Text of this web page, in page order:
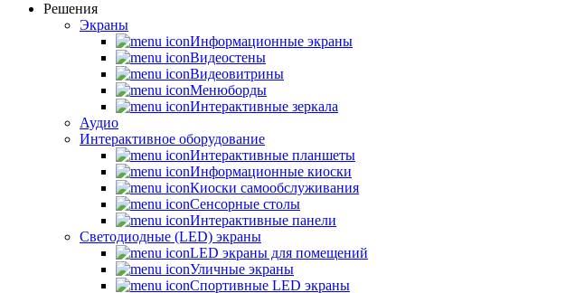
Решения
Экраны
Информационные экраны
Видеостены
Видеовитрины
Менюборды
Интерактивные зеркала
Аудио
Интерактивное оборудование
Интерактивные планшеты
Информационные киоски
Киоски самообслуживания
Сенсорные столы
Интерактивные панели
Светодиодные (LED) экраны
LED экраны для помещений
Уличные экраны
Спортивные LED экраны